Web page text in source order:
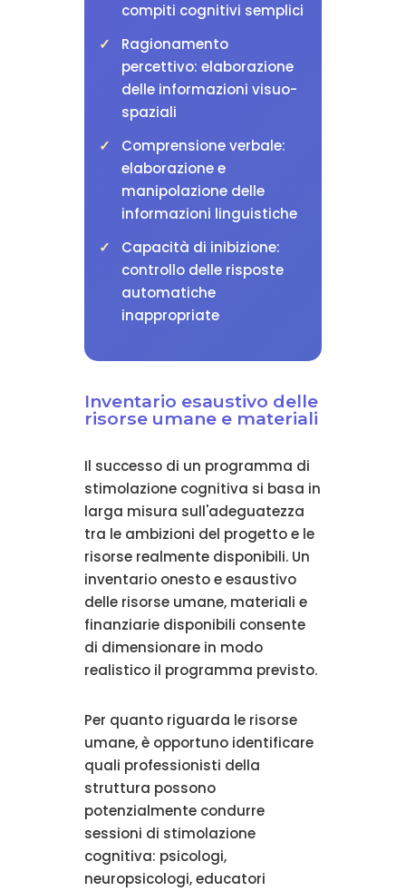
compiti cognitivi semplici
Ragionamento
percettivo: elaborazione
delle informazioni visuo-
spaziali
Comprensione verbale:
elaborazione e
manipolazione delle
informazioni linguistiche
Capacità di inibizione:
controllo delle risposte
automatiche
inappropriate
Inventario esaustivo delle
risorse umane e materiali
Il successo di un programma di
stimolazione cognitiva si basa in
larga misura sull'adeguatezza
tra le ambizioni del progetto e le
risorse realmente disponibili. Un
inventario onesto e esaustivo
delle risorse umane, materiali e
finanziarie disponibili consente
di dimensionare in modo
realistico il programma previsto.
Per quanto riguarda le risorse
umane, è opportuno identificare
quali professionisti della
struttura possono
potenzialmente condurre
sessioni di stimolazione
cognitiva: psicologi,
neuropsicologi, educatori